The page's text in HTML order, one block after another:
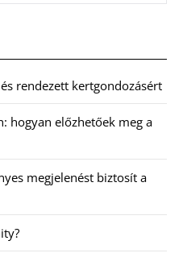
rendezett kertgondozásért
hogyan előzhetőek meg a
megjelenést biztosít a